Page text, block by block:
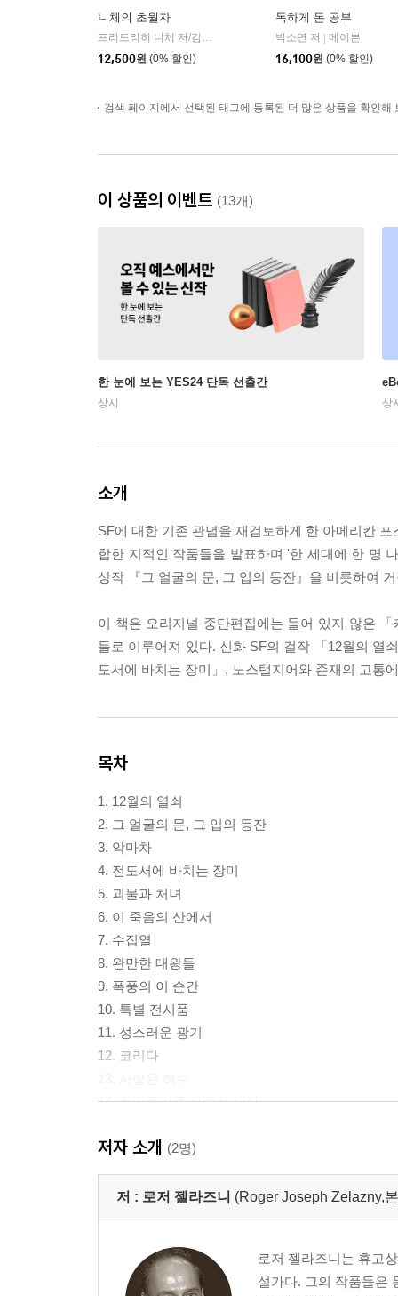
니체의 초월자
프리드리히 니체 저/김철 편역
12,500원 (0% 할인)
독하게 돈 공부
박소연 저
메이븐
16,100원 (0% 할인)
검색 페이지에서 선택된 태그에 등록된 더 많은 상품을 확인해
이 상품의 이벤트 (13개)
한 눈에 보는 YES24 단독 선출간
상시 상
소개
SF에 대한 기존 관념을 재검토하게 한 아메리칸
합한 지적인 작품들을 발표하며 '한 세대에 한 명
상작 『그 얼굴의 문, 그 입의 등잔』을 비롯하여
이 책은 오리지널 중단편집에는 들어 있지 않은
들로 이루어져 있다. 신화 SF의 걸작 「12월의 열
도서에 바치는 장미」, 노스탤지어와 존재의 고통
목차
1. 12월의 열쇠
2. 그 얼굴의 문, 그 입의 등잔
3. 악마차
4. 전도서에 바치는 장미
5. 괴물과 처녀
6. 이 죽음의 산에서
7. 수집열
8. 완만한 대왕들
9. 폭풍의 이 순간
10. 특별 전시품
11. 성스러운 광기
12. 코리다
14. 화이올리를 사랑한 남자
젤라즈니의 영광과 비극
로저 젤라즈니 연보
저자 소개 (2명)
저 : 로저 젤라즈니 (Roger Joseph Zelazny,
로저 젤라즈니는 휴고
설가다. 그의 작품들은